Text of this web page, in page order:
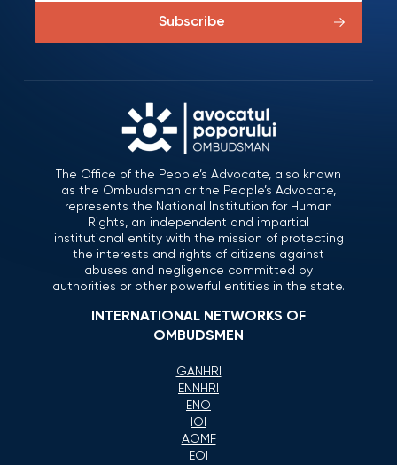
Subscribe
The Office of the People’s Advocate, also known
as the Ombudsman or the People’s Advocate,
represents the National Institution for Human
Rights, an independent and impartial
institutional entity with the mission of protecting
the interests and rights of citizens against
abuses and negligence committed by
authorities or other powerful entities in the state.
INTERNATIONAL NETWORKS OF
OMBUDSMEN
GANHRI
ENNHRI
ENO
IOI
AOMF
EOI